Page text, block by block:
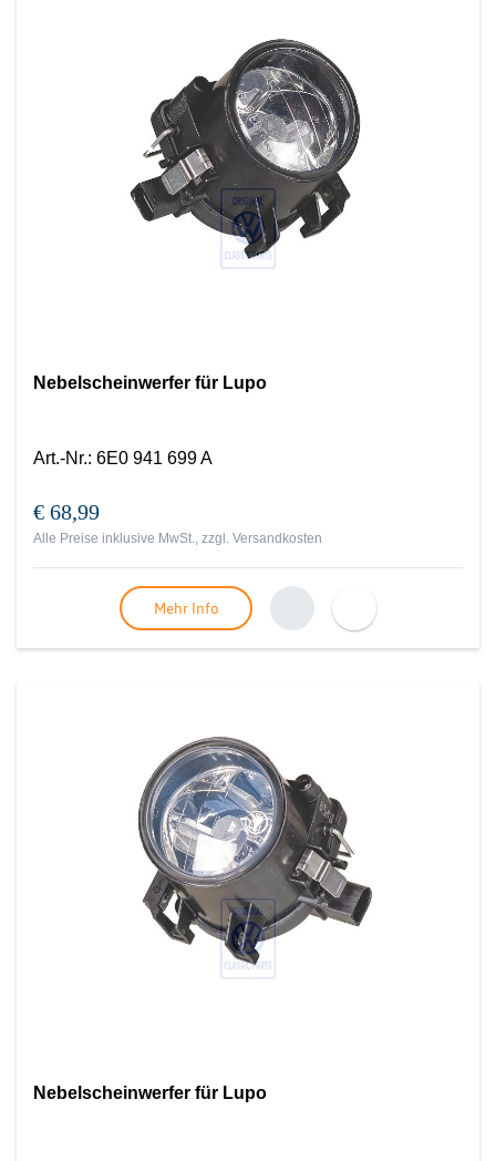
Nebelscheinwerfer für Lupo
Art.-Nr.: 6E0 941 699 A
€ 68,99
Alle Preise inklusive MwSt., zzgl. Versandkosten
Mehr Info
Nebelscheinwerfer für Lupo